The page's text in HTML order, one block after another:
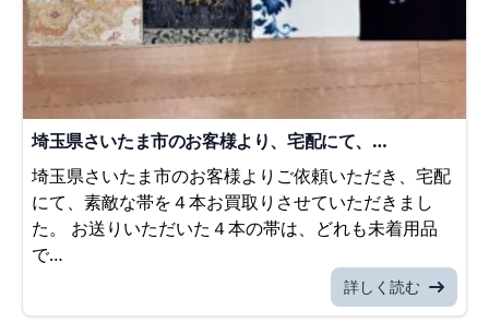
埼玉県さいたま市のお客様より、宅配にて、…
埼玉県さいたま市のお客様よりご依頼いただき、宅配
にて、素敵な帯を４本お買取りさせていただきまし
た。 お送りいただいた４本の帯は、どれも未着用品
で…
詳しく読む